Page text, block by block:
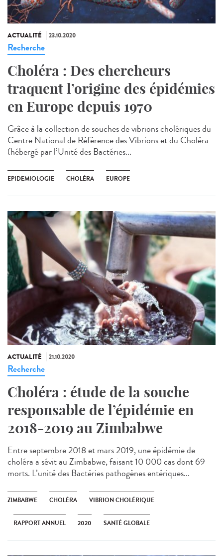
ACTUALITÉ 23.10.2020
Recherche
Choléra : Des chercheurs
traquent l’origine des épidémies
en Europe depuis 1970
Grâce à la collection de souches de vibrions cholériques du
Centre National de Référence des Vibrions et du Choléra
(hébergé par l’Unité des Bactéries...
EPIDEMIOLOGIE CHOLÉRA EUROPE
ACTUALITÉ 21.10.2020
Recherche
Choléra : étude de la souche
responsable de l’épidémie en
2018-2019 au Zimbabwe
Entre septembre 2018 et mars 2019, une épidémie de
choléra a sévit au Zimbabwe, faisant 10 000 cas dont 69
morts. L’unité des Bactéries pathogènes entériques...
ZIMBABWE CHOLÉRA VIBRION CHOLÉRIQUE
RAPPORT ANNUEL 2020 SANTÉ GLOBALE